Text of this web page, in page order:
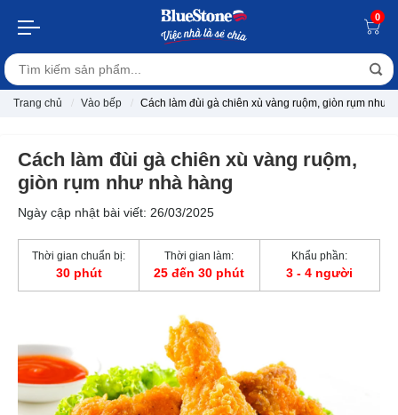
0
Trang chủ Vào bếp Cách làm đùi gà chiên xù vàng ruộm, giòn rụm như
Cách làm đùi gà chiên xù vàng ruộm,
giòn rụm như nhà hàng
Ngày cập nhật bài viết: 26/03/2025
Thời gian chuẩn bị:
30 phút
Thời gian làm:
25 đến 30 phút
Khẩu phần:
3 - 4 người